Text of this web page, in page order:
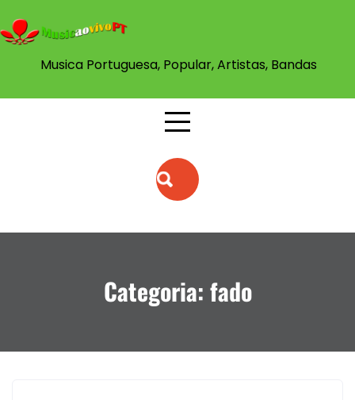
to
content
Musica Portuguesa, Popular, Artistas, Bandas
Categoria: fado